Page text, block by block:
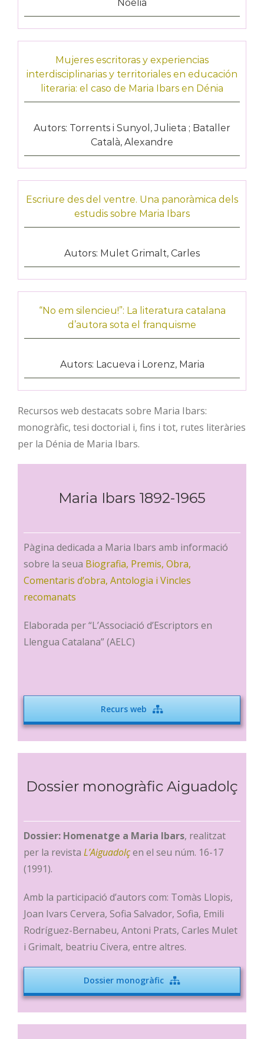
Noelia
Mujeres escritoras y experiencias
interdisciplinarias y territoriales en educación
literaria: el caso de Maria Ibars en Dénia
Autors: Torrents i Sunyol, Julieta ; Bataller
Català, Alexandre
Escriure des del ventre. Una panoràmica dels
estudis sobre Maria Ibars
Autors: Mulet Grimalt, Carles
“No em silencieu!”: La literatura catalana
d’autora sota el franquisme
Autors: Lacueva i Lorenz, Maria
Recursos web destacats sobre Maria Ibars:
monogràfic, tesi doctorial i, fins i tot, rutes literàries
per la Dénia de Maria Ibars.
Maria Ibars 1892-1965
Pàgina dedicada a Maria Ibars amb informació
sobre la seua Biografia, Premis, Obra,
Comentaris d’obra, Antologia i Vincles
recomanats
Elaborada per “L’Associació d’Escriptors en
Llengua Catalana” (AELC)
Recurs web
Dossier monogràfic Aiguadolç
Dossier: Homenatge a Maria Ibars, realitzat
per la revista L’Aiguadolçen el seu núm. 16-17
(1991).
Amb la participació d’autors com: Tomàs Llopis,
Joan Ivars Cervera, Sofia Salvador, Sofia, Emili
Rodríguez-Bernabeu, Antoni Prats, Carles Mulet
i Grimalt, beatriu Civera, entre altres.
Dossier monogràfic